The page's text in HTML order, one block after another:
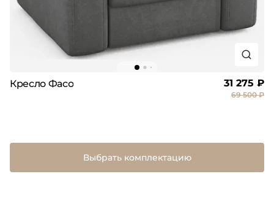
Кресло Фасо 31 275 ₽
69 500 ₽
Выбрать комплектацию